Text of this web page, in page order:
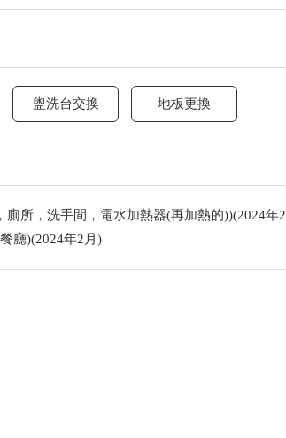
盥洗台交換 地板更換
所，洗手間，電水加熱器(再加熱的))(2024年2
廳)(2024年2月)